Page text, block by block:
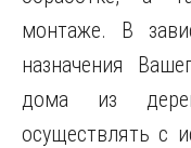
монтаже. В
назначения
дома из
осуществлять с